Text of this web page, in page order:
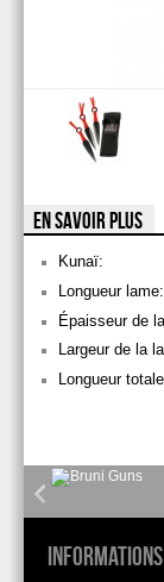
EN SAVOIR PLUS
Kunaï:
Longueur
Épaisseur de
Largeur de la
Longueur
Informations